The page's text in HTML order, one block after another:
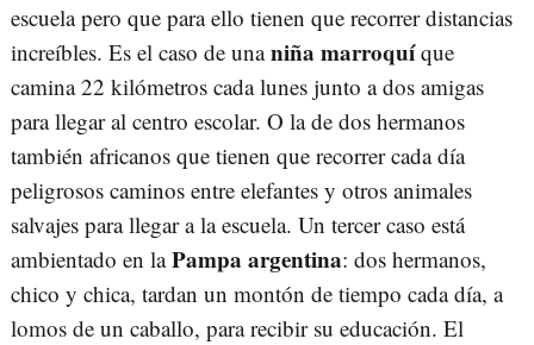
escuela pero que para ello tienen que recorrer distancias
increíbles. Es el caso de unaniña marroquíque
camina 22 kilómetros cada lunes junto a dos amigas
para llegar al centro escolar. O la de dos hermanos
también africanos que tienen que recorrer cada día
peligrosos caminos entre elefantes y otros animales
salvajes para llegar a la escuela. Un tercer caso está
ambientado en laPampa argentina: dos hermanos,
chico y chica, tardan un montón de tiempo cada día, a
lomos de un caballo, para recibir su educación. El